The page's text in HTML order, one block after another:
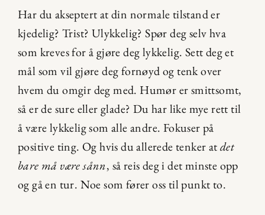
Har du akseptert at din normale tilstand er
kjedelig? Trist? Ulykkelig? Spør deg selv hva
som kreves for å gjøre deg lykkelig. Sett deg et
mål som vil gjøre deg fornøyd og tenk over
hvem du omgir deg med. Humør er smittsomt,
så er de sure eller glade? Du har like mye rett til
å være lykkelig som alle andre. Fokuser på
positive ting. Og hvis du allerede tenker at det
bare må være sånn, så reis deg i det minste opp
og gå en tur. Noe som fører oss til punkt to.